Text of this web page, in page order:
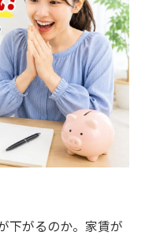
下がるのか。家賃が